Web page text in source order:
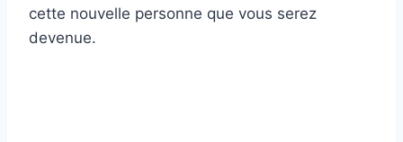
cette nouvelle personne que vous serez
devenue.